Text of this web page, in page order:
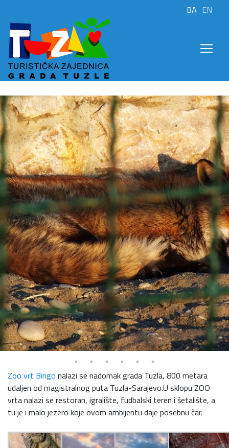
BA EN
Zoo vrt Bingo nalazi se nadomak grada Tuzla, 800 metara
udaljen od magistralnog puta Tuzla-Sarajevo.U sklopu ZOO
vrta nalazi se restoran, igralište, fudbalski teren i šetalište, a
tu je i malo jezero koje ovom ambijentu daje posebnu čar.